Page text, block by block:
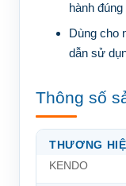
hành
Dùng cho
dẫn sử
Thông số
THƯƠNG
KENDO